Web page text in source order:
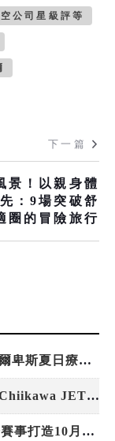
公司星級評等
下一篇
景！以親身體
：9場突破舒
圈的冒險旅行
探索瑞士格勞賓登秘境 收藏六種阿爾卑斯夏日療癒之旅
ANAｘ吉伊卡哇揭幕全新彩繪機「Chiikawa JET」
F1睽違九年重返馬來西亞 三大國際賽事打造10月運動旅遊熱潮 賽車、自行車、路跑同週登場